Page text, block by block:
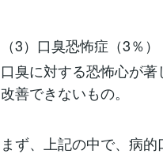
（3）口臭恐怖症（3％）
口臭に対する恐怖心が
改善できないもの。
まず、上記の中で、病